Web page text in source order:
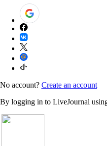
No account? Create an account
By logging in to LiveJournal